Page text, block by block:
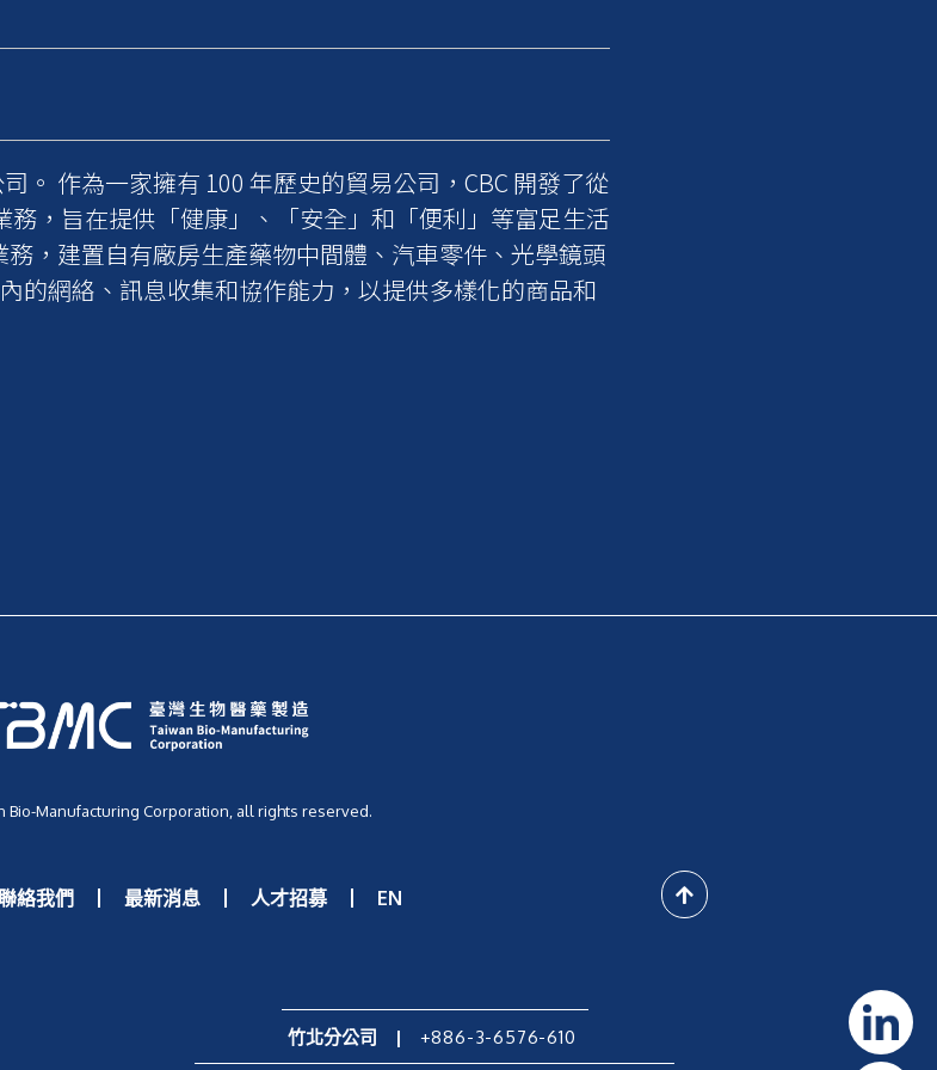
。 作為一家擁有 100 年歷史的貿易公司，CBC 開發了從
，旨在提供「健康」、「安全」和「便利」等富足生活
，建置自有廠房生產藥物中間體、汽車零件、光學鏡頭
的網絡、訊息收集和協作能力，以提供多樣化的商品和
Bio-Manufacturing Corporation, all rights reserved.
絡我們 最新消息 人才招募 EN
竹北分公司 | +886-3-6576-610